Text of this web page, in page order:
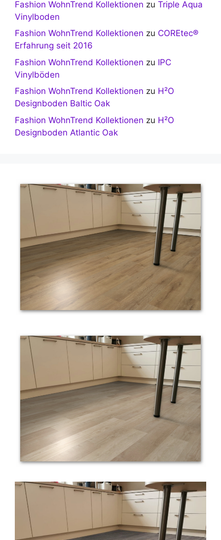
Fashion WohnTrend Kollektionen zu Triple Aqua
Vinylboden
Fashion WohnTrend Kollektionen zu COREtec®
Erfahrung seit 2016
Fashion WohnTrend Kollektionen zu IPC
Vinylböden
Fashion WohnTrend Kollektionen zu H²O
Designboden Baltic Oak
Fashion WohnTrend Kollektionen zu H²O
Designboden Atlantic Oak